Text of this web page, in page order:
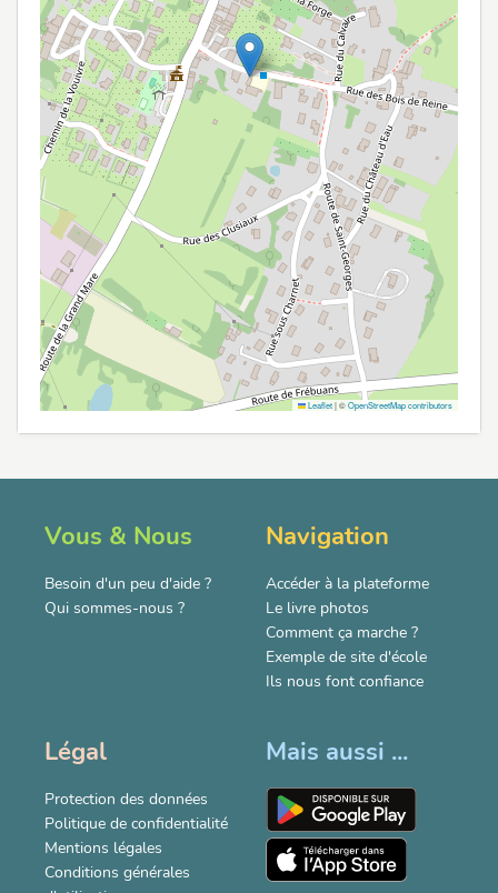
Leaflet|©OpenStreetMap contributors
Vous & Nous
Besoin d'un peu d'aide ?
Qui sommes-nous ?
Navigation
Accéder à la plateforme
Le livre photos
Comment ça marche ?
Exemple de site d'école
Ils nous font confiance
Légal
Protection des données
Politique de confidentialité
Mentions légales
Conditions générales
Mais aussi ...